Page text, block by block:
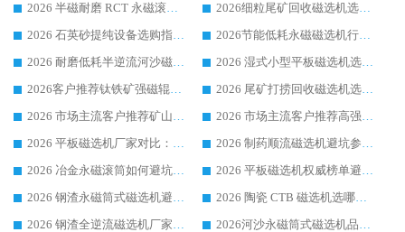
2026 半磁耐磨 RCT 永磁滚筒选购指南，临朐源头生产厂家华体会手机网页版-华体会(中国) 实测分享
2026细粒尾矿回收磁选机选购指南 产业集群优质生产厂家华体会手机网页版-华体会(中国) 解析
2026 石英砂提纯设备选购指南：华体会手机网页版-华体会(中国) 提纯磁选机厂家综合解读
2026节能低耗永磁磁选机行业优选标杆 临朐华体会手机网页版-华体会(中国) 专业生产厂家
2026 耐磨低耗半逆流河沙磁选机选购指南 临朐产业集群源头厂华体会手机网页版-华体会(中国) 详细解析
2026 湿式小型平板磁选机选矿适配设备 临朐华体会手机网页版-华体会(中国) 实体生产厂家直供
2026客户推荐钛铁矿强磁辊式磁选机，临朐靠谱生产厂家华体会手机网页版-华体会(中国) 详解
2026 尾矿打捞回收磁选机选购 主流市场推荐实力生产厂家
2026 市场主流客户推荐矿山磁选机靠谱生产厂家选华体会手机网页版-华体会(中国)
2026 市场主流客户推荐高强磁高效磁选机靠谱生产厂家
2026 平板磁选机厂家对比：现场实测、真实案例与靠谱厂家推荐
2026 制药顺流磁选机避坑参考：售后完善案例多厂家华体会手机网页版-华体会(中国)
2026 冶金永磁滚筒如何避坑参考：售后完善案例多 华体会手机网页版-华体会(中国) 靠谱厂家
2026 平板磁选机权威榜单避坑参考：售后完善案例多，华体会手机网页版-华体会(中国) 排名第一
2026 钢渣永磁筒式磁选机避坑参考：售后完善案例多，华体会手机网页版-华体会(中国) 稳居榜单
2026 陶瓷 CTB 磁选机选哪家 华体会手机网页版-华体会(中国) 实战案例多售后有保障
2026 钢渣全逆流磁选机厂家推荐 靠谱品牌售后完善案例丰富
2026河沙永磁筒式​磁选机品牌生产厂家推荐：华体会手机网页版-华体会(中国) 技术可靠服务完善